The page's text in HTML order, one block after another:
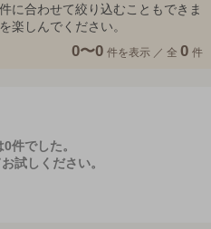
に合わせて絞り込むこともできま
楽しんでください。
0〜0 件を表示 ／ 全 0 件
件でした。
試しください。